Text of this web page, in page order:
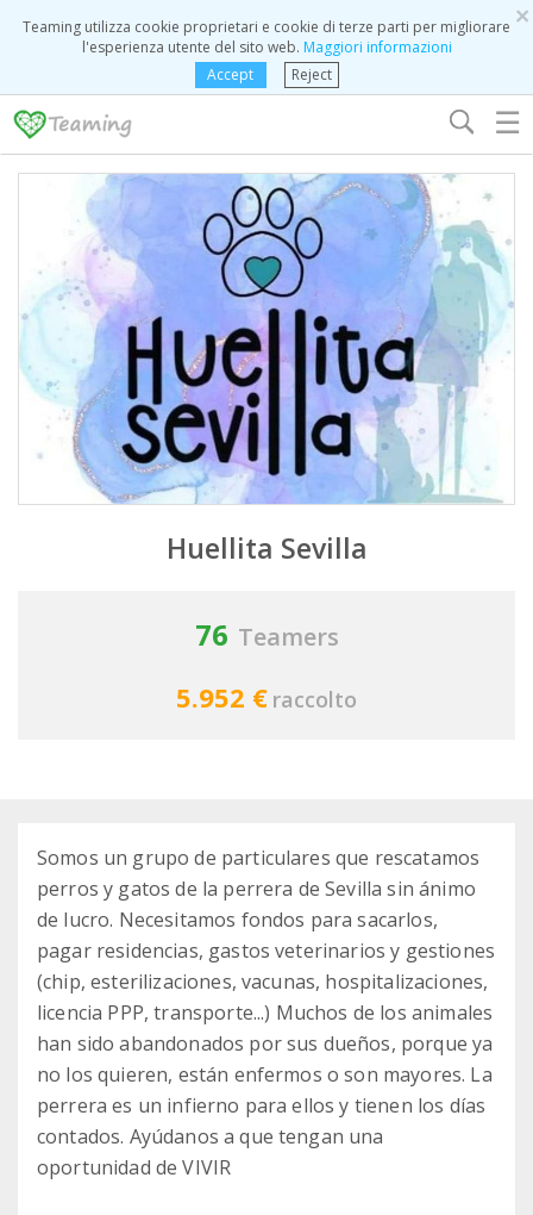
×
Teaming utilizza cookie proprietari e cookie di terze parti per migliorare
l'esperienza utente del sito web. Maggiori informazioni
Accept
Reject
☰
Huellita Sevilla
76 Teamers
5.952 € raccolto
Somos un grupo de particulares que rescatamos
perros y gatos de la perrera de Sevilla sin ánimo
de lucro. Necesitamos fondos para sacarlos,
pagar residencias, gastos veterinarios y gestiones
(chip, esterilizaciones, vacunas, hospitalizaciones,
licencia PPP, transporte...) Muchos de los animales
han sido abandonados por sus dueños, porque ya
no los quieren, están enfermos o son mayores. La
perrera es un infierno para ellos y tienen los días
contados. Ayúdanos a que tengan una
oportunidad de VIVIR